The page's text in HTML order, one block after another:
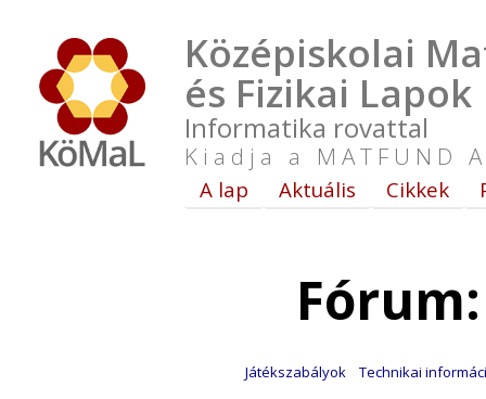
Középiskolai
és Fizikai Lapok
Informatika rovattal
Kiadja a MATFUND
A lap Aktuális Cikkek
Játékszabályok Technikai